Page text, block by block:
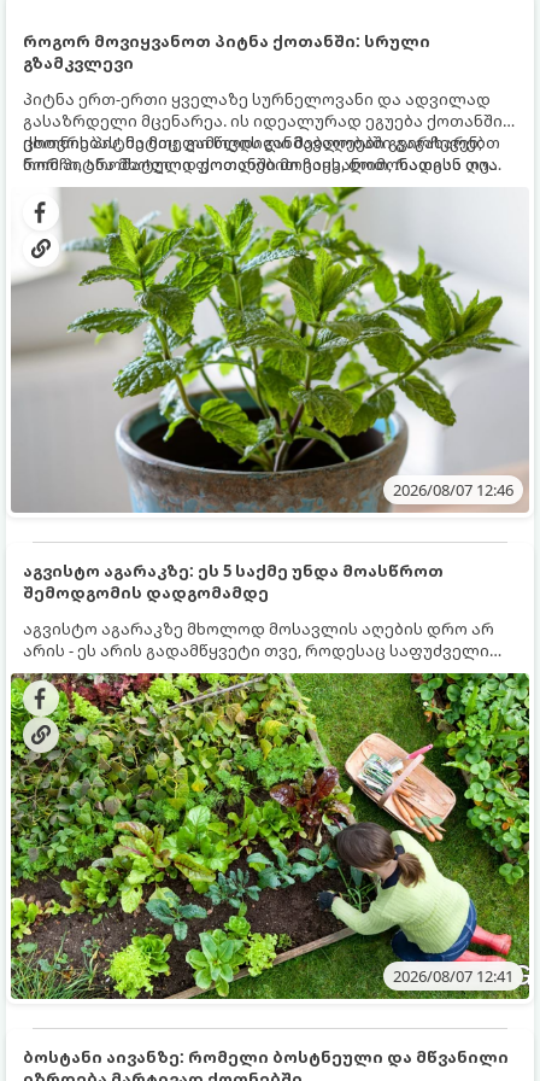
როგორ მოვიყვანოთ პიტნა ქოთანში: სრული
გზამკვლევი
პიტნა ერთ-ერთი ყველაზე სურნელოვანი და ადვილად
გასაზრდელი მცენარეა. ის იდეალურად ეგუება ქოთანში
ცხოვრებას, მეტიც, გამოცდილი მებაღეები გვირჩევენ,
რომ პიტნა მხოლოდ ქოთანში მოვიყვანოთ, რადგან ღია
გრუნტში (ბაღში) დარგვისას ის ფესვებით ძალიან
სწრაფად ვრცელდება და სხვა მცენარეებს ავიწროებს.
ქოთნის პიტნა მთელი წლის განმავლობაში გაგახარებთ
ნორჩი, არომატული ფოთლებით ჩაის, ლიმონათისა თუ
კერძებისთვის.
2026/08/07 12:46
აგვისტო აგარაკზე: ეს 5 საქმე უნდა მოასწროთ
შემოდგომის დადგომამდე
აგვისტო აგარაკზე მხოლოდ მოსავლის აღების დრო არ
არის - ეს არის გადამწყვეტი თვე, როდესაც საფუძველი
ეყრება მომავალი წლის მოსავალს და ბაღი მზადდება
შემოდგომა-ზამთრის სეზონისთვის. იმისათვის, რომ
ნიადაგმა ენერგია აღიდგინოს, ხოლო მცენარეებმა
ზამთარს გაუძლონ, აგვისტოს ბოლომდე 5
მნიშვნელოვანი საქმის გაკეთება უნდა მოასწროთ:
2026/08/07 12:41
ბოსტანი აივანზე: რომელი ბოსტნეული და მწვანილი